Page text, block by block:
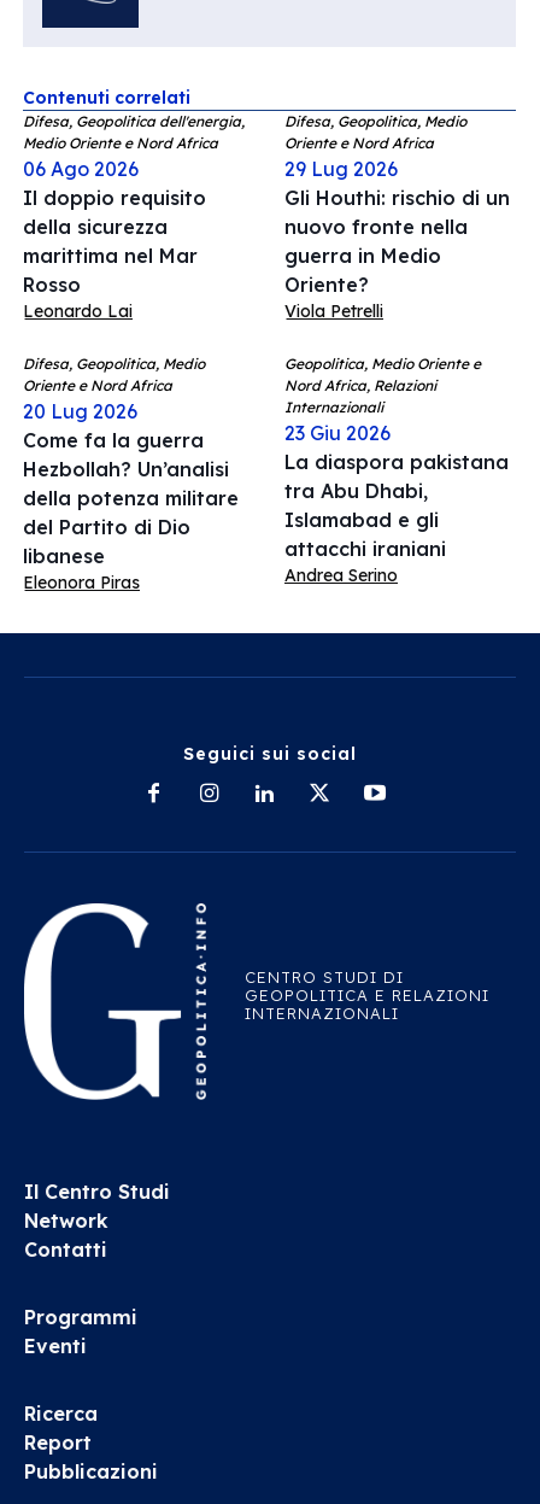
Contenuti correlati
Difesa, Geopolitica dell'energia,
Medio Oriente e Nord Africa
06 Ago 2026
Il doppio requisito
della sicurezza
marittima nel Mar
Rosso
Leonardo Lai
Difesa, Geopolitica, Medio
Oriente e Nord Africa
29 Lug 2026
Gli Houthi: rischio di un
nuovo fronte nella
guerra in Medio
Oriente?
Viola Petrelli
Difesa, Geopolitica, Medio
Oriente e Nord Africa
20 Lug 2026
Come fa la guerra
Hezbollah? Un’analisi
della potenza militare
del Partito di Dio
libanese
Eleonora Piras
Geopolitica, Medio Oriente e
Nord Africa, Relazioni
Internazionali
23 Giu 2026
La diaspora pakistana
tra Abu Dhabi,
Islamabad e gli
attacchi iraniani
Andrea Serino
Seguici sui social
CENTRO STUDI DI
GEOPOLITICA E RELAZIONI
INTERNAZIONALI
Il Centro Studi
Network
Contatti
Programmi
Eventi
Ricerca
Report
Pubblicazioni